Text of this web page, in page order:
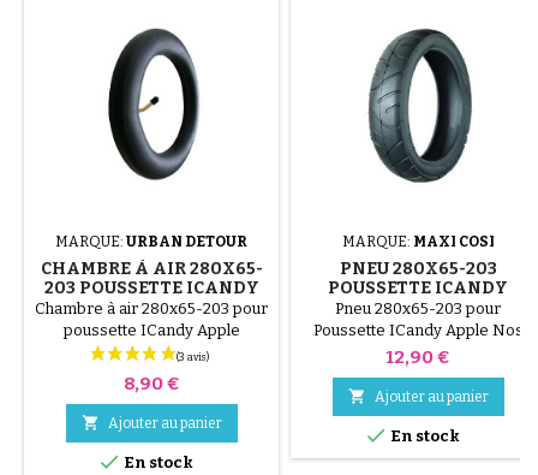
MARQUE: URBAN DETOUR
CHAMBRE À AIR 280X65-
203 POUSSETTE ICANDY
APPLE
Chambre à air 280x65-203 pour
poussette ICandy Apple
Prix
8,90 €
 Ajouter au panier
 En stock
MARQUE: MAXI COSI
PNEU 280X65-203
POUSSETTE ICANDY
APPLE
Pneu 280x65-203 pour
Poussette ICandy Apple Nos
pneus sont légèrement
déformés, le pneu reprend sa
forme après montage et mise
en pression.
Prix
12,90 €
 Ajouter au panier
 En stock